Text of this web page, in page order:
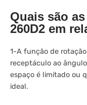
Quais são
260D2 em
1-A função de
receptáculo ao
espaço é limitado ou
ideal.